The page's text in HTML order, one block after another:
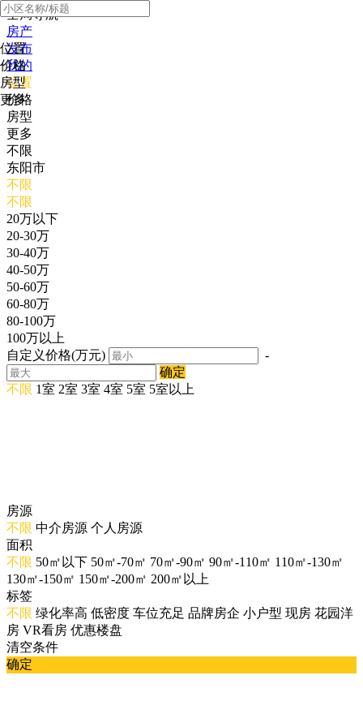
全局导航
房产
发布
我的
位置
价格
房型
更多
位置
价格
房型
更多
不限
东阳市
不限
不限
20万以下
20-30万
30-40万
40-50万
50-60万
60-80万
80-100万
100万以上
自定义价格(万元)
-
确定
不限 1室 2室 3室 4室 5室 5室以上
房源
不限 中介房源 个人房源
面积
不限 50㎡以下 50㎡-70㎡ 70㎡-90㎡ 90㎡-110㎡ 110㎡-130㎡
130㎡-150㎡ 150㎡-200㎡ 200㎡以上
标签
不限 绿化率高 低密度 车位充足 品牌房企 小户型 现房 花园洋
房 VR看房 优惠楼盘
清空条件
确定